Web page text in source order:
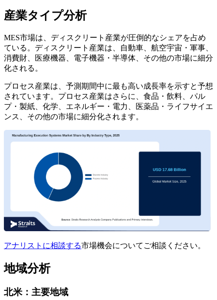
産業タイプ分析
MES市場は、ディスクリート産業が圧倒的なシェアを占め
ている。ディスクリート産業は、自動車、航空宇宙・軍事、
消費財、医療機器、電子機器・半導体、その他の市場に細分
化される。
プロセス産業は、予測期間中に最も高い成長率を示すと予想
されています。プロセス産業はさらに、食品・飲料、パル
プ・製紙、化学、エネルギー・電力、医薬品・ライフサイエ
ンス、その他の市場に細分化されます。
アナリストに相談する市場機会についてご相談ください。
地域分析
北米：主要地域